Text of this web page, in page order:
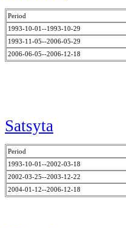
Period
1993-10-01--1993-10-29
1993-11-05--2006-05-29
2006-06-05--2006-12-18
Satsyta
Period
1993-10-01--2002-03-18
2002-03-25--2003-12-22
2004-01-12--2006-12-18